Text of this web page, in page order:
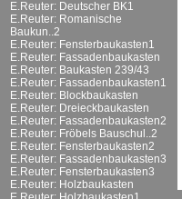
E.Reuter: Deutscher BK1
E.Reuter: Romanische
Baukun..2
E.Reuter: Fensterbaukasten1
E.Reuter: Fassadenbaukasten
E.Reuter: Baukasten 239/43
E.Reuter: Fassadenbaukasten1
E.Reuter: Blockbaukasten
E.Reuter: Dreieckbaukasten
E.Reuter: Fassadenbaukasten2
E.Reuter: Fröbels Bauschul..2
E.Reuter: Fensterbaukasten2
E.Reuter: Fassadenbaukasten3
E.Reuter: Fensterbaukasten3
E.Reuter: Holzbaukasten